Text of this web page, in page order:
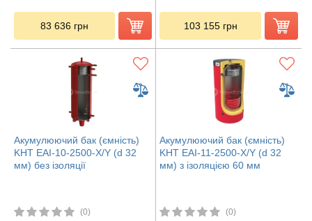
83 636 грн 103 155 грн
Акумулюючий бак (ємність)
KHT EAI-10-2500-X/Y (d 32
мм) без ізоляції
(0)
Акумулюючий бак (ємність)
KHT EAI-11-2500-X/Y (d 32
мм) з ізоляцією 60 мм
(0)